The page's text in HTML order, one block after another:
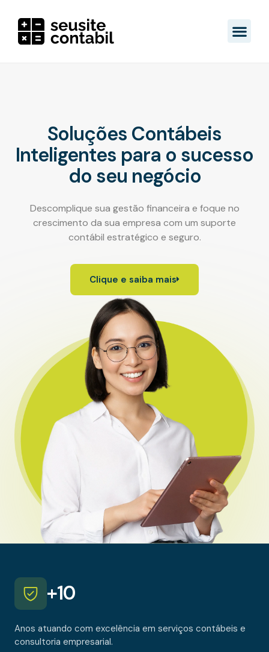
Soluções Contábeis
Inteligentes para o sucesso
do seu negócio
Descomplique sua gestão financeira e foque no
crescimento da sua empresa com um suporte
contábil estratégico e seguro.
Clique e saiba mais
+10
Anos atuando com excelência em serviços contábeis e
consultoria empresarial.